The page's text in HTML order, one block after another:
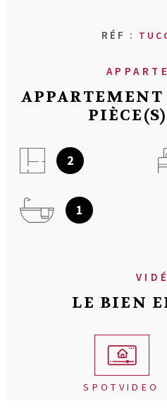
RÉF :
2
1
LE BIEN
SPOTVIDEO